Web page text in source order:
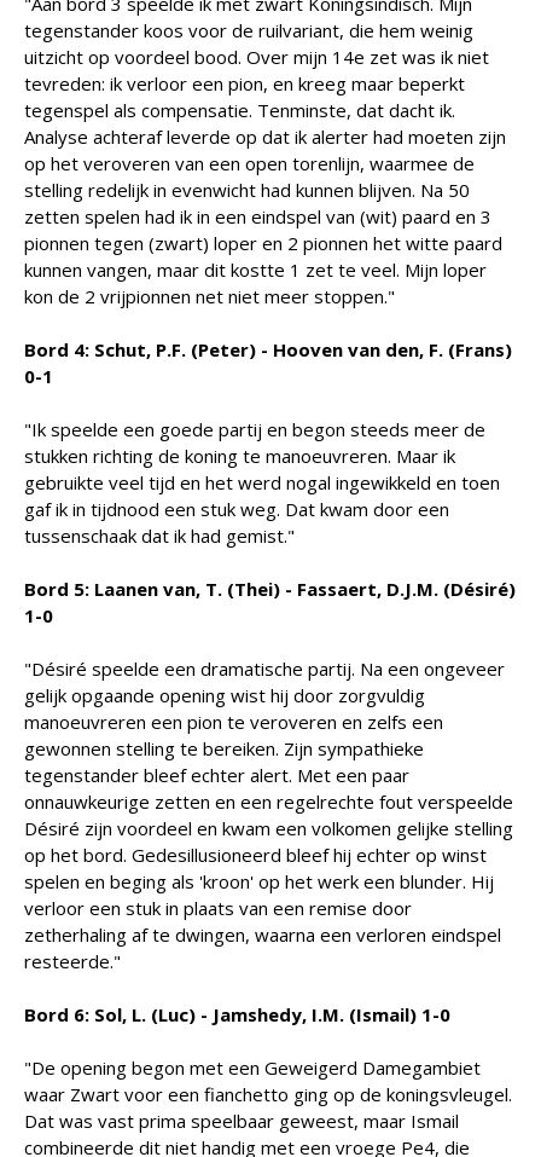
tegenstander koos voor de ruilvariant, die hem weinig
uitzicht op voordeel bood. Over mijn 14e zet was ik niet
tevreden: ik verloor een pion, en kreeg maar beperkt
tegenspel als compensatie. Tenminste, dat dacht ik.
Analyse achteraf leverde op dat ik alerter had moeten zijn
op het veroveren van een open torenlijn, waarmee de
stelling redelijk in evenwicht had kunnen blijven. Na 50
zetten spelen had ik in een eindspel van (wit) paard en 3
pionnen tegen (zwart) loper en 2 pionnen het witte paard
kunnen vangen, maar dit kostte 1 zet te veel. Mijn loper
kon de 2 vrijpionnen net niet meer stoppen."
Bord 4: Schut, P.F. (Peter) - Hooven van den, F. (Frans)
0-1
"Ik speelde een goede partij en begon steeds meer de
stukken richting de koning te manoeuvreren. Maar ik
gebruikte veel tijd en het werd nogal ingewikkeld en toen
gaf ik in tijdnood een stuk weg. Dat kwam door een
tussenschaak dat ik had gemist."
Bord 5: Laanen van, T. (Thei) - Fassaert, D.J.M. (Désiré)
1-0
"Désiré speelde een dramatische partij. Na een ongeveer
gelijk opgaande opening wist hij door zorgvuldig
manoeuvreren een pion te veroveren en zelfs een
gewonnen stelling te bereiken. Zijn sympathieke
tegenstander bleef echter alert. Met een paar
onnauwkeurige zetten en een regelrechte fout verspeelde
Désiré zijn voordeel en kwam een volkomen gelijke stelling
op het bord. Gedesillusioneerd bleef hij echter op winst
spelen en beging als 'kroon' op het werk een blunder. Hij
verloor een stuk in plaats van een remise door
zetherhaling af te dwingen, waarna een verloren eindspel
resteerde."
Bord 6: Sol, L. (Luc) - Jamshedy, I.M. (Ismail) 1-0
"De opening begon met een Geweigerd Damegambiet
waar Zwart voor een fianchetto ging op de koningsvleugel.
Dat was vast prima speelbaar geweest, maar Ismail
combineerde dit niet handig met een vroege Pe4, die